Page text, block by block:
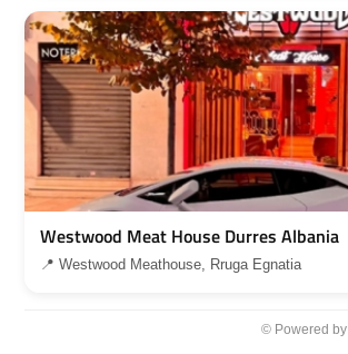
Westwood Meat House Durres Albania
📍 Westwood Meathouse, Rruga Egnatia
© Powered by